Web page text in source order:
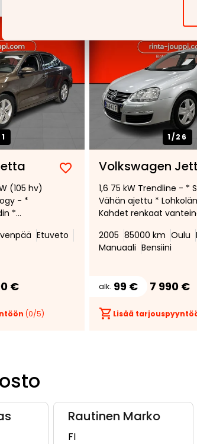
Lisää
suosikiksi
Poista
suosikeista
(105 hv)
- *
*
*
*
Etuveto
€
(0/5)
1/26
Volkswagen
1,6 75 kW Trendline - *
Vähän ajettu *
Kahdet renkaat
2005 85000 km Oulu
Manuaali Bensiini
alk. 99 € 7 990 €
Lisää
Rautinen Marko
FI